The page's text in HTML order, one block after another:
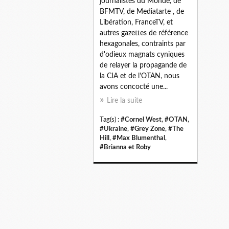
BFMTV, de Mediatarte , de
Libération, FranceTV, et
autres gazettes de référence
hexagonales, contraints par
d'odieux magnats cyniques
de relayer la propagande de
la CIA et de l'OTAN, nous
avons concocté une...
Lire la suite
Tag(s) : #Cornel West, #OTAN,
#Ukraine, #Grey Zone, #The
Hill , #Max Blumenthal ,
#Brianna et Roby